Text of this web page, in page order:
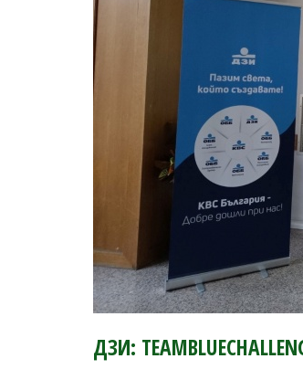
ДЗИ: